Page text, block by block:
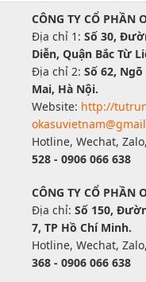
CÔNG TY CỔ PHẦN
Địa chỉ 1: Số 30,
Diễn, Quận Bắc Từ
Địa chỉ 2: Số 62,
Mai, Hà Nội.
Website: http://
Hotline, Wechat,
528 - 0906 066 638
CÔNG TY CỔ PHẦN
Địa chỉ: Số 150,
7, TP Hồ Chí Minh.
Hotline, Wechat,
368 - 0906 066 638